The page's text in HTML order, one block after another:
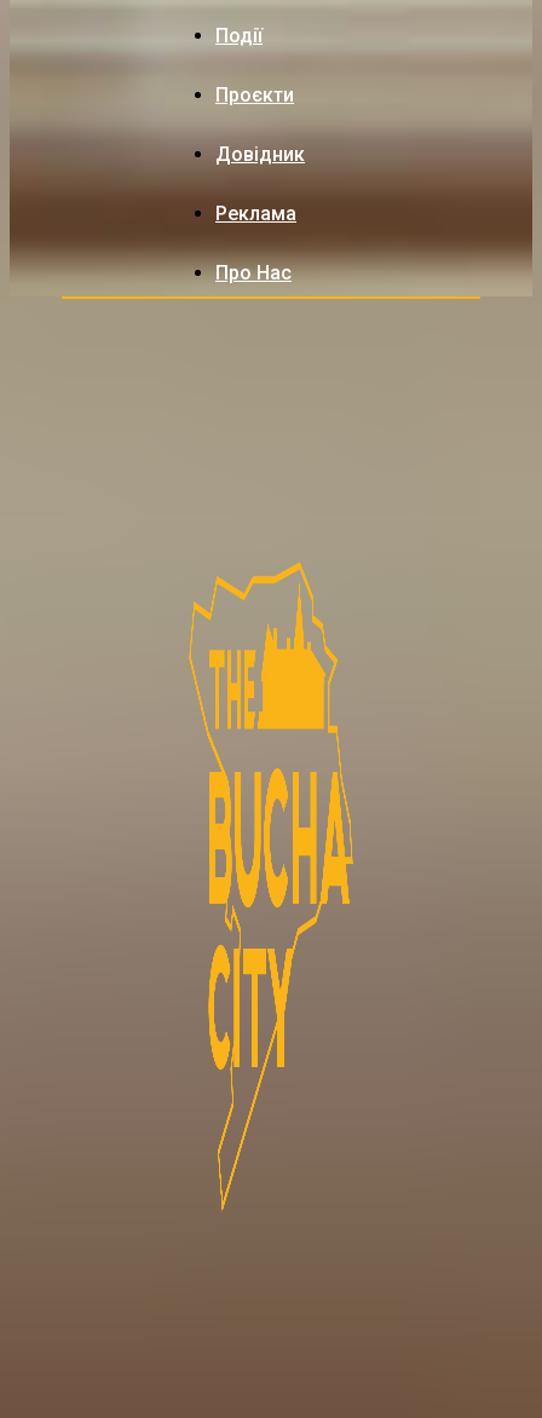
Події
Проєкти
Довідник
Реклама
Про Нас